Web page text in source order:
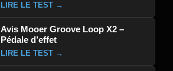
LIRE LE TEST →
Avis Mooer Groove Loop X2 –
Pédale d’effet
LIRE LE TEST →